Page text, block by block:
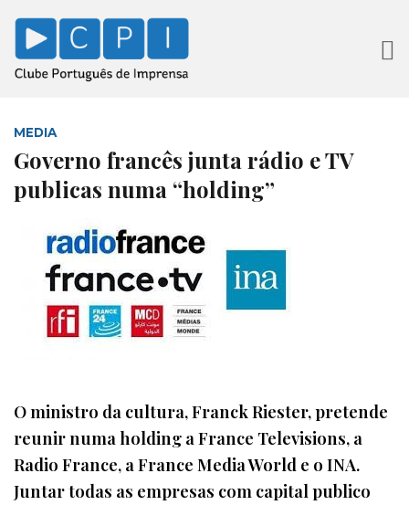
MEDIA
Governo francês junta rádio e TV
publicas numa “holding”
O ministro da cultura, Franck Riester, pretende
reunir numa holding a France Televisions, a
Radio France, a France Media World e o INA.
Juntar todas as empresas com capital publico